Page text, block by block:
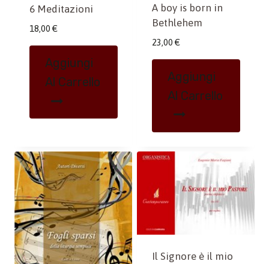
6 Meditazioni
18,00 €
Aggiungi
Al Carrello
A boy is born in
Bethlehem
23,00 €
Aggiungi
Al Carrello
Il Signore è il mio